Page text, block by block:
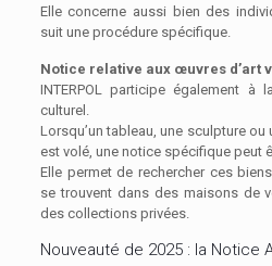
Elle concerne aussi bien des
suit une procédure spécifique.
Notice relative aux œuvres d’art
INTERPOL participe également à
culturel.
Lorsqu’un tableau, une sculpture ou
est volé, une notice spécifique peut
Elle permet de rechercher ces
se trouvent dans des maisons de
des collections privées.
Nouveauté de 2025 : la Notice